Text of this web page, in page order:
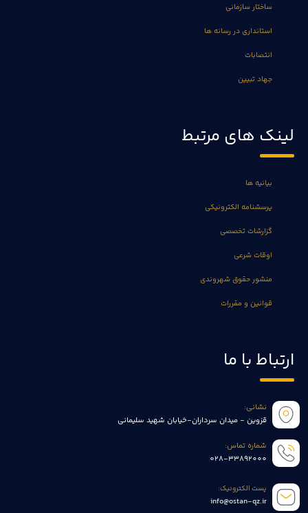
ساختار سازمانی
استانداری در رسانه ها
انتصابات
جهاد تبیین
لینک های مرتبط
بیانیه ها
پرسشنامه الکترونیکی
گزارشات تخصصی
اوقات شرعی
منشور حقوق شهروندی
قوانین و مقررات
ارتباط با ما
نشانی:
قزوین - میدان سرداران-خیابان شهید سلیمانی
شماره تماس:
028-33892000
پست الکترونیک:
info@ostan-qz.ir